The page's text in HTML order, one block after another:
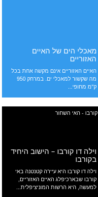
מאכלי הים של האיים
האזוריים
האיים האזוריים אינם מקשה אחת בכל
מה שקשור למאכלי ים. במרחק 950
ק"מ מחופי...
קורבו - האי השחור
וילה דו קורבו – הישוב היחיד
בקורבו
וילה דו קורבו היא עיירה קטנטנה באי
קורבו שבארכיפלג האיים האזוריים,
למעשה, היא הרשות המוניציפלית...